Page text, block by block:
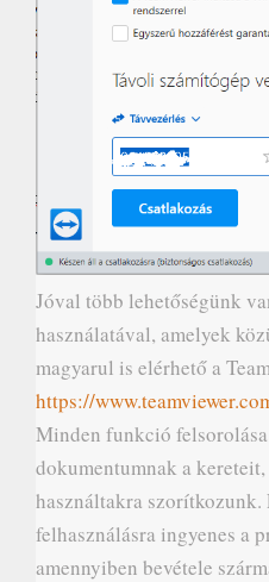
Jóval több lehetőségünk
használatával, amelyek
magyarul is elérhető a
https://
Minden funkció
dokumentumnak a
használtakra
felhasználásra ingyenes a
amennyiben bevétele